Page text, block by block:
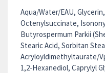
Aqua/Water/EAU,
Octenylsuccinate,
Butyrospermum Parkii
Stearic Acid, Sorbitan
Acryloyldimethyltaurate/
1,2-Hexanediol, Caprylyl